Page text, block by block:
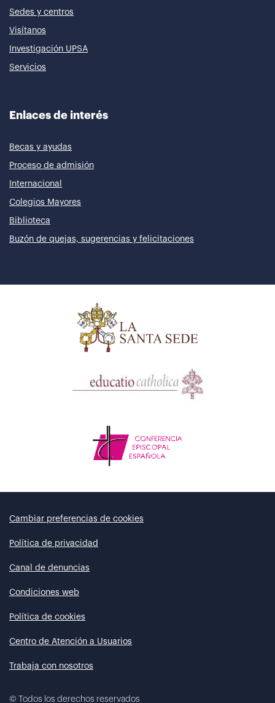
Sedes y centros
Visítanos
Investigación UPSA
Servicios
Enlaces de interés
Becas y ayudas
Proceso de admisión
Internacional
Colegios Mayores
Biblioteca
Buzón de quejas, sugerencias y felicitaciones
Cambiar preferencias de cookies
Política de privacidad
Canal de denuncias
Condiciones web
Política de cookies
Centro de Atención a Usuarios
Trabaja con nosotros
© Todos los derechos reservados